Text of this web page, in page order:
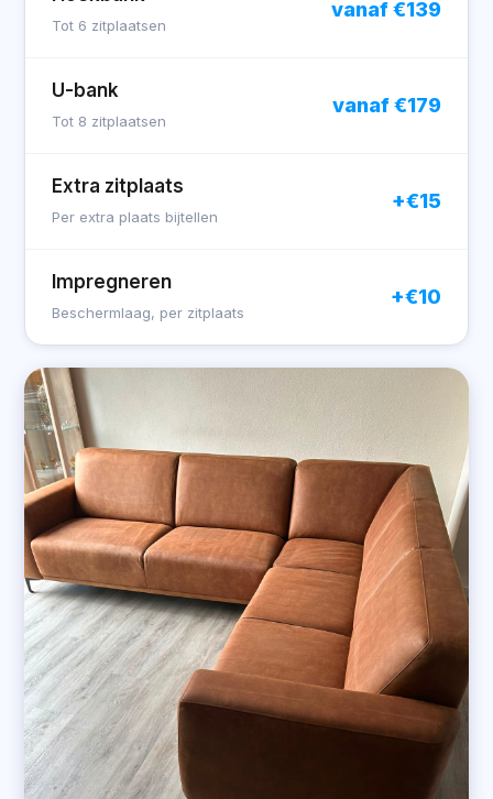
Tot 6 zitplaatsen
vanaf €139
U-bank
Tot 8 zitplaatsen
vanaf €179
Extra zitplaats
Per extra plaats bijtellen
+€15
Impregneren
Beschermlaag, per zitplaats
+€10